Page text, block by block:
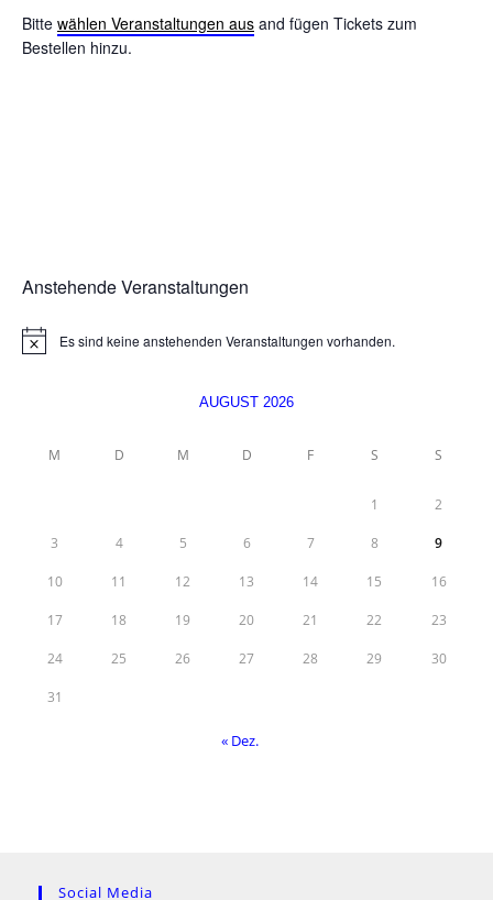
Bitte wählen Veranstaltungen aus and fügen Tickets zum
Bestellen hinzu.
Anstehende Veranstaltungen
H
Es sind keine anstehenden Veranstaltungen vorhanden.
AUGUST 2026
M D M D F S S
1 2
3 4 5 6 7 8 9
10 11 12 13 14 15 16
17 18 19 20 21 22 23
24 25 26 27 28 29 30
31
« Dez.
Social Media